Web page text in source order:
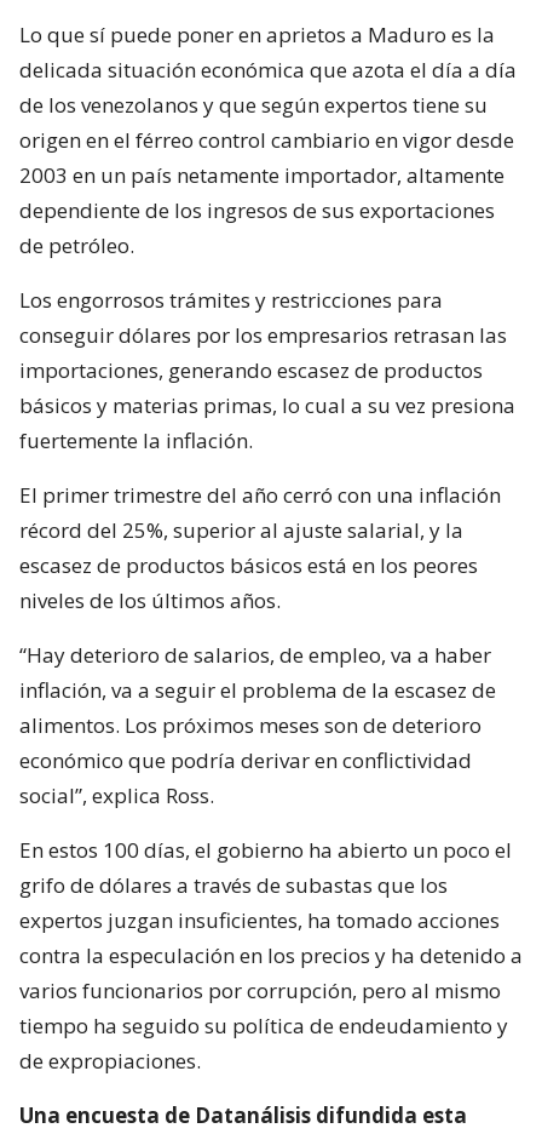
Lo que sí puede poner en aprietos a Maduro es la
delicada situación económica que azota el día a día
de los venezolanos y que según expertos tiene su
origen en el férreo control cambiario en vigor desde
2003 en un país netamente importador, altamente
dependiente de los ingresos de sus exportaciones
de petróleo.
Los engorrosos trámites y restricciones para
conseguir dólares por los empresarios retrasan las
importaciones, generando escasez de productos
básicos y materias primas, lo cual a su vez presiona
fuertemente la inflación.
El primer trimestre del año cerró con una inflación
récord del 25%, superior al ajuste salarial, y la
escasez de productos básicos está en los peores
niveles de los últimos años.
“Hay deterioro de salarios, de empleo, va a haber
inflación, va a seguir el problema de la escasez de
alimentos. Los próximos meses son de deterioro
económico que podría derivar en conflictividad
social”, explica Ross.
En estos 100 días, el gobierno ha abierto un poco el
grifo de dólares a través de subastas que los
expertos juzgan insuficientes, ha tomado acciones
contra la especulación en los precios y ha detenido a
varios funcionarios por corrupción, pero al mismo
tiempo ha seguido su política de endeudamiento y
de expropiaciones.
Una encuesta de Datanálisis difundida esta